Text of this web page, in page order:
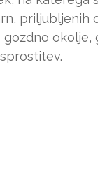
priljubljenih